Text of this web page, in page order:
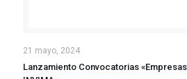
21 mayo, 2024
Lanzamiento Convocatorias